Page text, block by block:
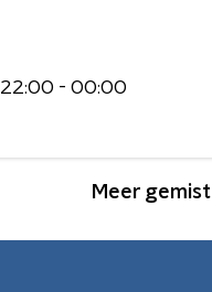
22:00 - 00:00
Meer gemist